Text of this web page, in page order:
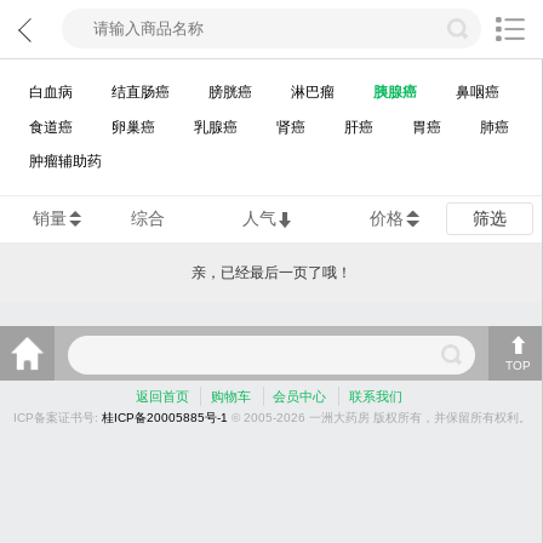
白血病 结直肠癌 膀胱癌 淋巴瘤 胰腺癌 鼻咽癌
食道癌 卵巢癌 乳腺癌 肾癌 肝癌 胃癌 肺癌
肿瘤辅助药
销量 综合 人气 价格 筛选
亲，已经最后一页了哦！
TOP
返回首页 购物车 会员中心 联系我们
ICP备案证书号: 桂ICP备20005885号-1 © 2005-2026 一洲大药房 版权所有，并保留所有权利。